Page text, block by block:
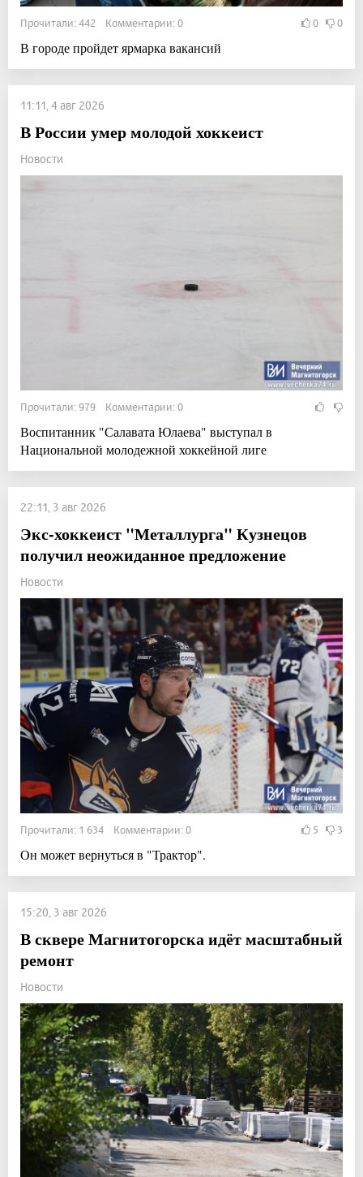
Прочитали: 442 Комментарии: 0 0 0
В городе пройдет ярмарка вакансий
11:11, 4 авг 2026
В России умер молодой хоккеист
Новости
Прочитали: 979 Комментарии: 0
Воспитанник "Салавата Юлаева" выступал в
Национальной молодежной хоккейной лиге
22:11, 3 авг 2026
Экс-хоккеист "Металлурга" Кузнецов
получил неожиданное предложение
Новости
Прочитали: 1 634 Комментарии: 0 5 3
Он может вернуться в "Трактор".
15:20, 3 авг 2026
В сквере Магнитогорска идёт масштабный
ремонт
Новости